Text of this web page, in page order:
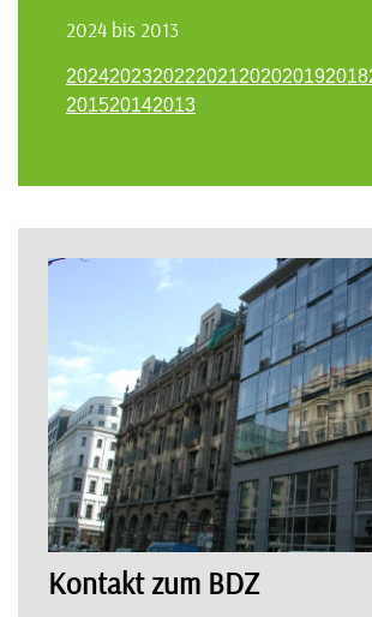
2024 bis 2013
2024202320222021202020192018
201520142013
Kontakt zum BDZ